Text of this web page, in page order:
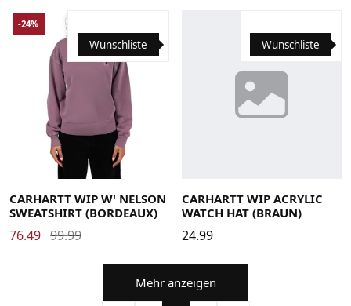
Medium Small X-Small
Wunschliste
-24%
CARHARTT WIP W' NELSON
SWEATSHIRT (BORDEAUX)
76.49 99.99
Wunschliste
CARHARTT WIP ACRYLIC
WATCH HAT (BRAUN)
24.99
Mehr anzeigen